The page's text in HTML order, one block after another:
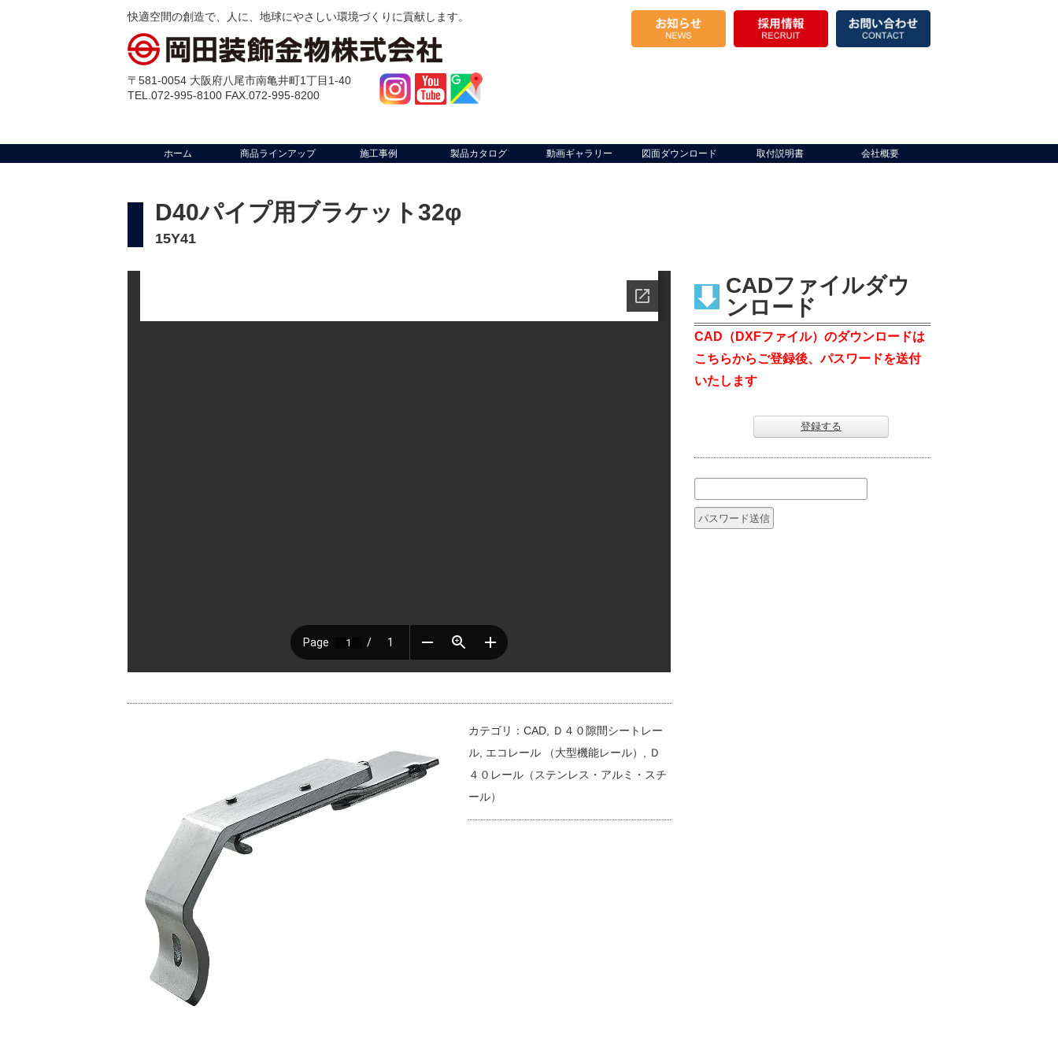
快適空間の創造で、人に、地球にやさしい環境づくりに貢献します。
〒581-0054 大阪府八尾市南亀井町1丁目1-40
TEL.072-995-8100 FAX.072-995-8200
ホーム 商品ラインアップ 施工事例 製品カタログ 動画ギャラリー 図面ダウンロード 取付説明書 会社概要
D40パイプ用ブラケット32φ
15Y41
カテゴリ： CAD,
Ｄ４０隙間シートレー
ル, エコレール （大型機能レール）
Ｄ
４０レール（ステンレス・アルミ・スチ
ール）
CADファイルダウ
ンロード
CAD（DXFファイル）のダウンロードは
こちらからご登録後、パスワードを送付
いたします
登録する